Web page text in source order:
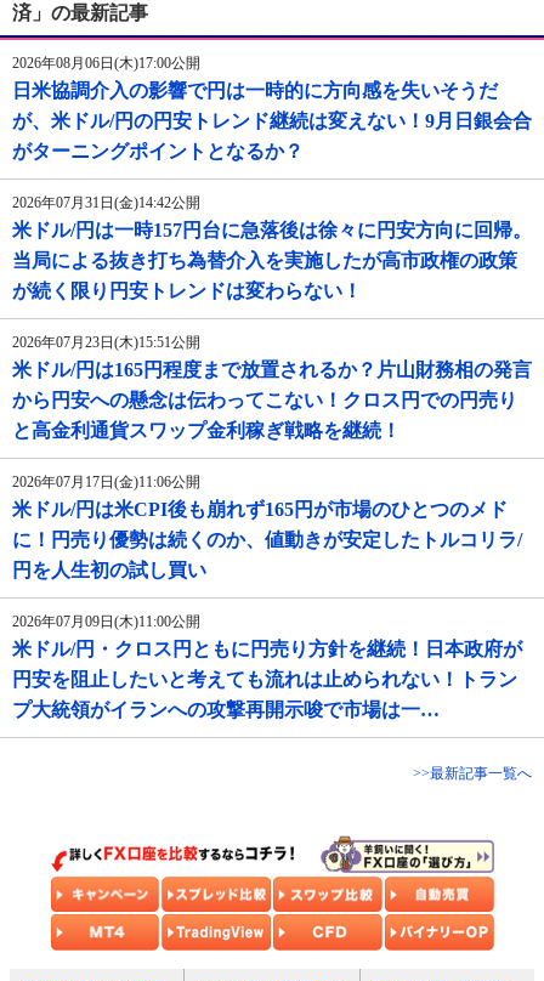
済」の最新記事
2026年08月06日(木)17:00公開
日米協調介入の影響で円は一時的に方向感を失いそうだ
が、米ドル/円の円安トレンド継続は変えない！9月日銀会合
がターニングポイントとなるか？
2026年07月31日(金)14:42公開
米ドル/円は一時157円台に急落後は徐々に円安方向に回帰。
当局による抜き打ち為替介入を実施したが高市政権の政策
が続く限り円安トレンドは変わらない！
2026年07月23日(木)15:51公開
米ドル/円は165円程度まで放置されるか？片山財務相の発言
から円安への懸念は伝わってこない！クロス円での円売り
と高金利通貨スワップ金利稼ぎ戦略を継続！
2026年07月17日(金)11:06公開
米ドル/円は米CPI後も崩れず165円が市場のひとつのメド
に！円売り優勢は続くのか、値動きが安定したトルコリラ/
円を人生初の試し買い
2026年07月09日(木)11:00公開
米ドル/円・クロス円ともに円売り方針を継続！日本政府が
円安を阻止したいと考えても流れは止められない！トラン
プ大統領がイランへの攻撃再開示唆で市場は一…
>>最新記事一覧へ